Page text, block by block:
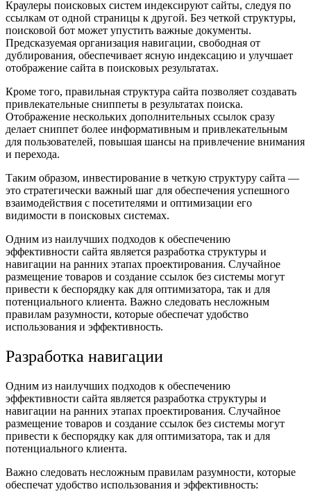
Краулеры поисковых систем индексируют сайты, следуя по
ссылкам от одной страницы к другой. Без четкой структуры,
поисковой бот может упустить важные документы.
Предсказуемая организация навигации, свободная от
дублирования, обеспечивает ясную индексацию и улучшает
отображение сайта в поисковых результатах.
Кроме того, правильная структура сайта позволяет создавать
привлекательные сниппеты в результатах поиска.
Отображение нескольких дополнительных ссылок сразу
делает сниппет более информативным и привлекательным
для пользователей, повышая шансы на привлечение внимания
и перехода.
Таким образом, инвестирование в четкую структуру сайта —
это стратегически важный шаг для обеспечения успешного
взаимодействия с посетителями и оптимизации его
видимости в поисковых системах.
Одним из наилучших подходов к обеспечению
эффективности сайта является разработка структуры и
навигации на ранних этапах проектирования. Случайное
размещение товаров и создание ссылок без системы могут
привести к беспорядку как для оптимизатора, так и для
потенциального клиента. Важно следовать несложным
правилам разумности, которые обеспечат удобство
использования и эффективность.
Разработка навигации
Одним из наилучших подходов к обеспечению
эффективности сайта является разработка структуры и
навигации на ранних этапах проектирования. Случайное
размещение товаров и создание ссылок без системы могут
привести к беспорядку как для оптимизатора, так и для
потенциального клиента.
Важно следовать несложным правилам разумности, которые
обеспечат удобство использования и эффективность: